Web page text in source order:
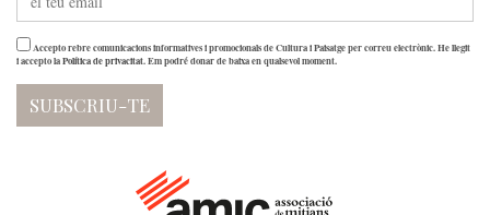
Accepto rebre comunicacions informatives i promocionals de Cultura i Paisatge per correu electrònic. He llegit
i accepto laPolítica de privacitat. Em podré donar de baixa en qualsevol moment.